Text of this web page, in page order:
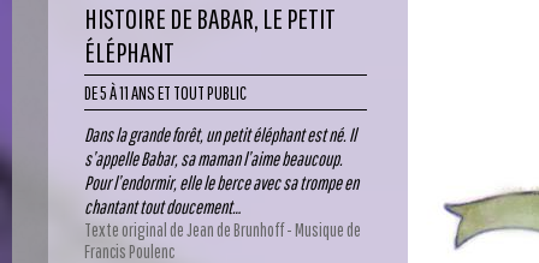
HISTOIRE DE BABAR, LE PETIT
ÉLÉPHANT
DE 5 À 11 ANS ET TOUT PUBLIC
Dans la grande forêt, un petit éléphant est né. Il
s’appelle Babar, sa maman l’aime beaucoup.
Pour l’endormir, elle le berce avec sa trompe en
chantant tout doucement…
Texte original de Jean de Brunhoff - Musique de
Francis Poulenc